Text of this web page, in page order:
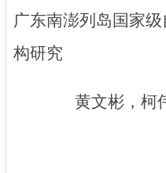
广东南澎列岛国家
构研究
黄文彬，柯